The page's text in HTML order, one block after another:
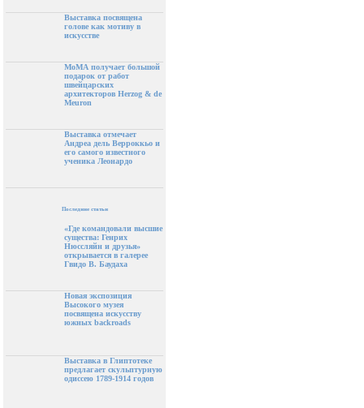
Выставка посвящена
голове как мотиву в
искусстве
МоМА получает большой
подарок от работ
швейцарских
архитекторов Herzog & de
Meuron
Выставка отмечает
Андреа дель Верроккьо и
его самого известного
ученика Леонардо
Последние статьи
«Где командовали высшие
существа: Генрих
Нюссляйн и друзья»
открывается в галерее
Гвидо В. Баудаха
Новая экспозиция
Высокого музея
посвящена искусству
южных backroads
Выставка в Глиптотеке
предлагает скульптурную
одиссею 1789-1914 годов